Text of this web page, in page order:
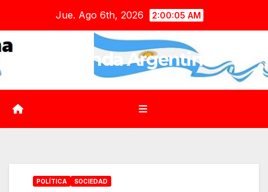
contenido
Jue. Ago 6th, 2026 2:00:07 AM
Agenda Argentina
POLÍTICA SOCIEDAD